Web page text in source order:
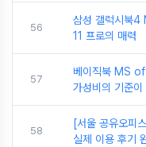
56
삼성 갤럭시북4
11 프로의 매력
57
베이직북 MS
가성비의 기준이
58
[서울 공유오피
실제 이용 후기